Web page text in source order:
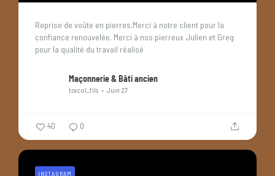
Reprise de voûte en pierres.Merci à notre client pour la
confiance renouvelée. Merci à nos pierreux Julien et Greg
pour la qualité du travail réalisé
Maçonnerie & Bâti ancien
tracol_fils Juin 27
40 0
INSTAGRAM